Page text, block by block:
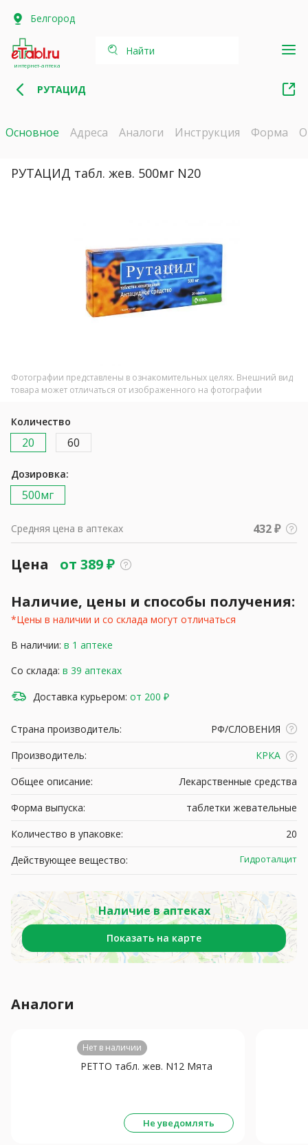
Белгород
интернет-аптека
Найти
РУТАЦИД
Основное Адреса Аналоги Инструкция Форма
РУТАЦИД табл. жев. 500мг N20
Фотографии представлены в ознакомительных целях. Внешний вид
товара может отличаться от изображенного на фотографии
Количество
20 60
Дозировка:
500мг
Средняя цена в аптеках 432 ₽
Цена от 389₽
Наличие, цены и способы получения:
*Цены в наличии и со склада могут отличаться
В наличии: в 1 аптеке
Со склада: в 39 аптеках
Доставка курьером: от 200 ₽
Страна производитель:
РФ/СЛОВЕНИЯ
Производитель:
КРКА
Общее описание:
Лекарственные средства
Форма выпуска:
таблетки жевательные
Количество в упаковке:
20
Действующее вещество:
Гидроталцит
Наличие в аптеках
Показать на карте
Аналоги
Нет в наличии
РЕТТО табл. жев. N12 Мята
Не уведомлять